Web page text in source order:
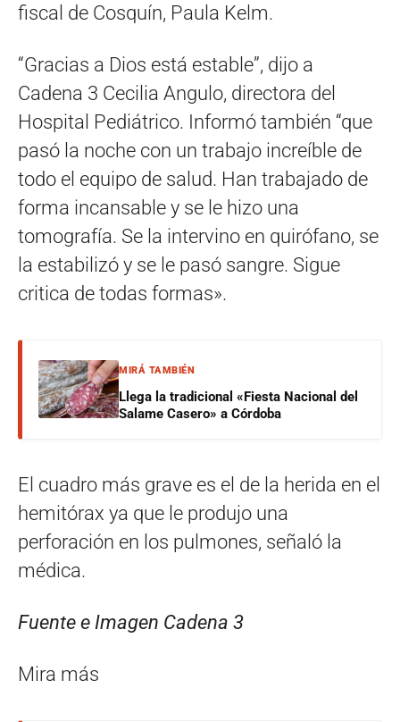
fiscal de Cosquín, Paula Kelm.
“Gracias a Dios está estable”, dijo a
Cadena 3 Cecilia Angulo, directora del
Hospital Pediátrico. Informó también “que
pasó la noche con un trabajo increíble de
todo el equipo de salud. Han trabajado de
forma incansable y se le hizo una
tomografía. Se la intervino en quirófano, se
la estabilizó y se le pasó sangre. Sigue
critica de todas formas».
MIRÁ TAMBIÉN
Llega la tradicional «Fiesta Nacional del
Salame Casero» a Córdoba
El cuadro más grave es el de la herida en el
hemitórax ya que le produjo una
perforación en los pulmones, señaló la
médica.
Fuente e Imagen Cadena 3
Mira más